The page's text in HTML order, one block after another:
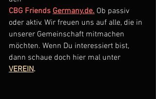
CBG Friends Germany.de. Ob passiv
oder aktiv. Wir freuen uns auf alle, die in
unserer Gemeinschaft mitmachen
möchten. Wenn Du interessiert bist,
dann schaue doch hier mal unter
VEREIN.